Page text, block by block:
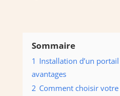
Sommaire
1 Installation d’un
avantages
2 Comment choisir